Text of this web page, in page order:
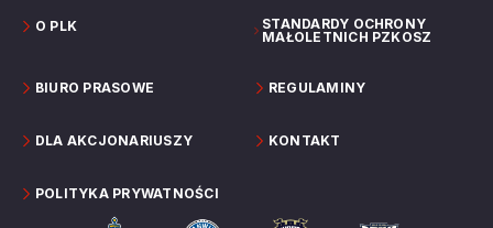
O PLK
STANDARDY OCHRONY
MAŁOLETNICH PZKOSZ
BIURO PRASOWE REGULAMINY
DLA AKCJONARIUSZY KONTAKT
POLITYKA PRYWATNOŚCI